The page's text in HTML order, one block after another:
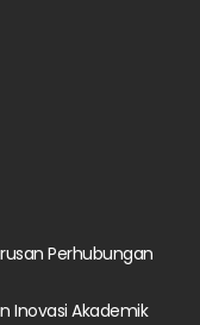
Perhubungan
Inovasi Akademik